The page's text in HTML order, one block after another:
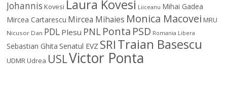
Johannis Kovesi Laura Kovesi Liiceanu Mihai Gadea
Mircea Cartarescu Mircea Mihaies Monica Macovei MRU
Nicusor Dan PDL Plesu PNL Ponta PSD Romania Libera
Sebastian Ghita Senatul EVZ SRITraian Basescu
UDMRUdrea USLVictor Ponta